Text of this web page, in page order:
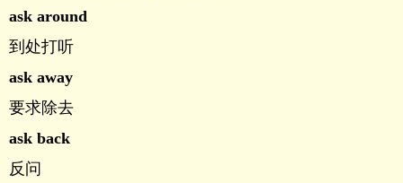
ask around
到处打听
ask away
要求除去
ask back
反问